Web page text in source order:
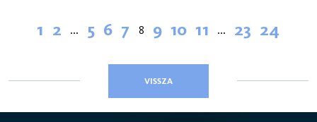
1 2 ... 5 6 7 8 9 10 11 ... 23 24
VISSZA